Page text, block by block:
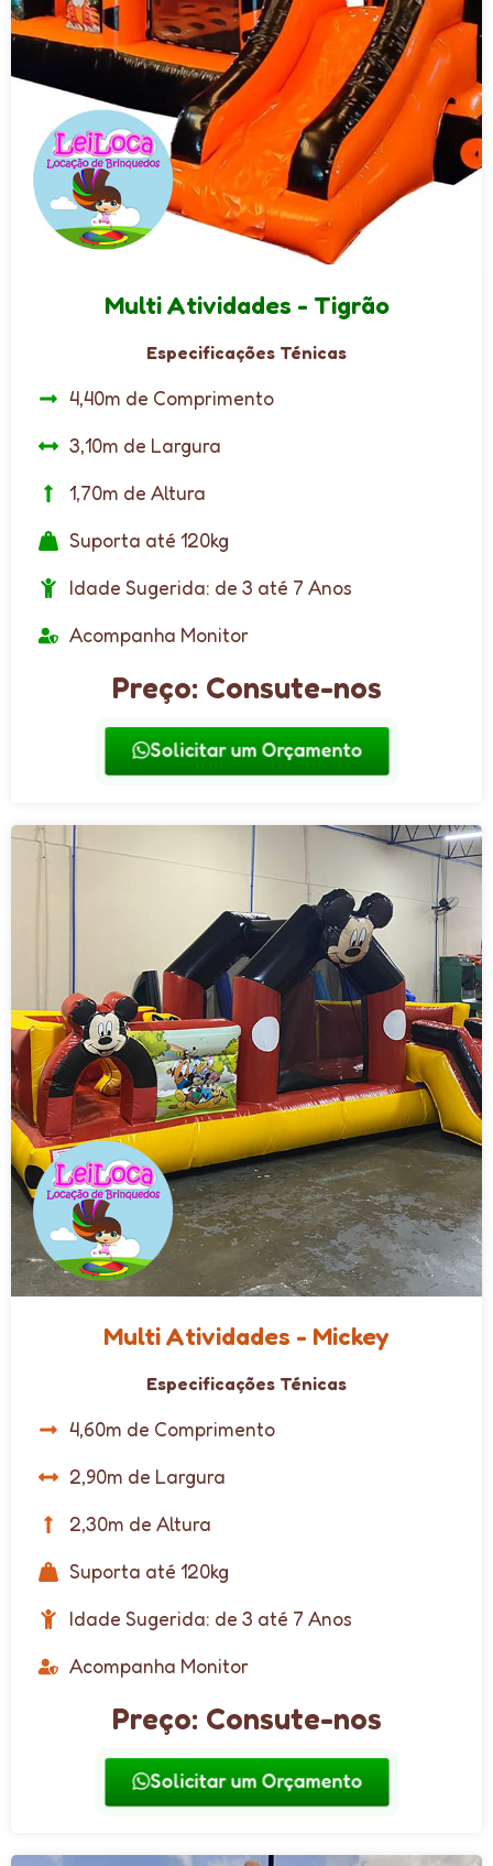
Multi Atividades - Tigrão
Especificações Ténicas
4,40m de Comprimento
3,10m de Largura
1,70m de Altura
Suporta até 120kg
Idade Sugerida: de 3 até 7 Anos
Acompanha Monitor
Preço: Consute-nos
Solicitar um Orçamento
Multi Atividades - Mickey
Especificações Ténicas
4,60m de Comprimento
2,90m de Largura
2,30m de Altura
Suporta até 120kg
Idade Sugerida: de 3 até 7 Anos
Acompanha Monitor
Preço: Consute-nos
Solicitar um Orçamento